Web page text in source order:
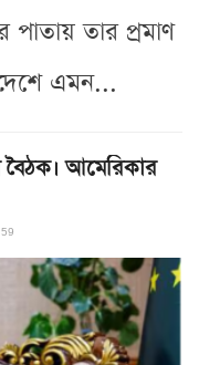
পাতায় তার প্রমাণ
দেশে এমন...
বৈঠক। আমেরিকার
59